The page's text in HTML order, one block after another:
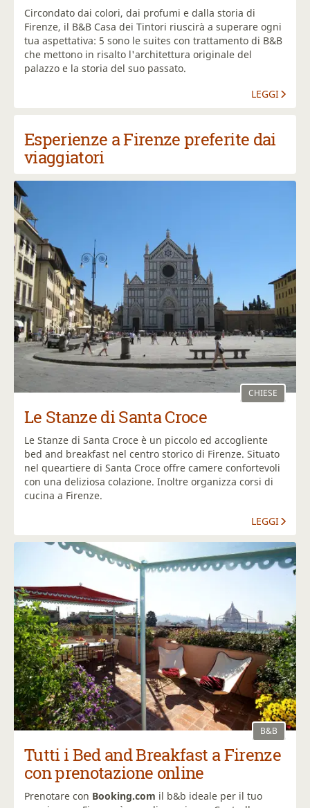
Circondato dai colori, dai profumi e dalla storia di
Firenze, il B&B Casa dei Tintori riuscirà a superare ogni
tua aspettativa: 5 sono le suites con trattamento di B&B
che mettono in risalto l'architettura originale del
palazzo e la storia del suo passato.
LEGGI
Esperienze a Firenze preferite dai
viaggiatori
CHIESE
Le Stanze di Santa Croce
Le Stanze di Santa Croce è un piccolo ed accogliente
bed and breakfast nel centro storico di Firenze. Situato
nel queartiere di Santa Croce offre camere confortevoli
con una deliziosa colazione. Inoltre organizza corsi di
cucina a Firenze.
LEGGI
B&B
Tutti i Bed and Breakfast a Firenze
con prenotazione online
Prenotare con Booking.com il b&b ideale per il tuo